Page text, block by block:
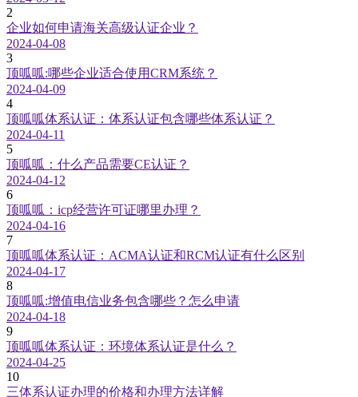
2
企业如何申请海关高级认证企业？
2024-04-08
3
顶呱呱:哪些企业适合使用CRM系统？
2024-04-09
4
顶呱呱体系认证：体系认证包含哪些体系认证？
2024-04-11
5
顶呱呱：什么产品需要CE认证？
2024-04-12
6
顶呱呱：icp经营许可证哪里办理？
2024-04-16
7
顶呱呱体系认证：ACMA认证和RCM认证有什么区别
2024-04-17
8
顶呱呱:增值电信业务包含哪些？怎么申请
2024-04-18
9
顶呱呱体系认证：环境体系认证是什么？
2024-04-25
10
三体系认证办理的价格和办理方法详解